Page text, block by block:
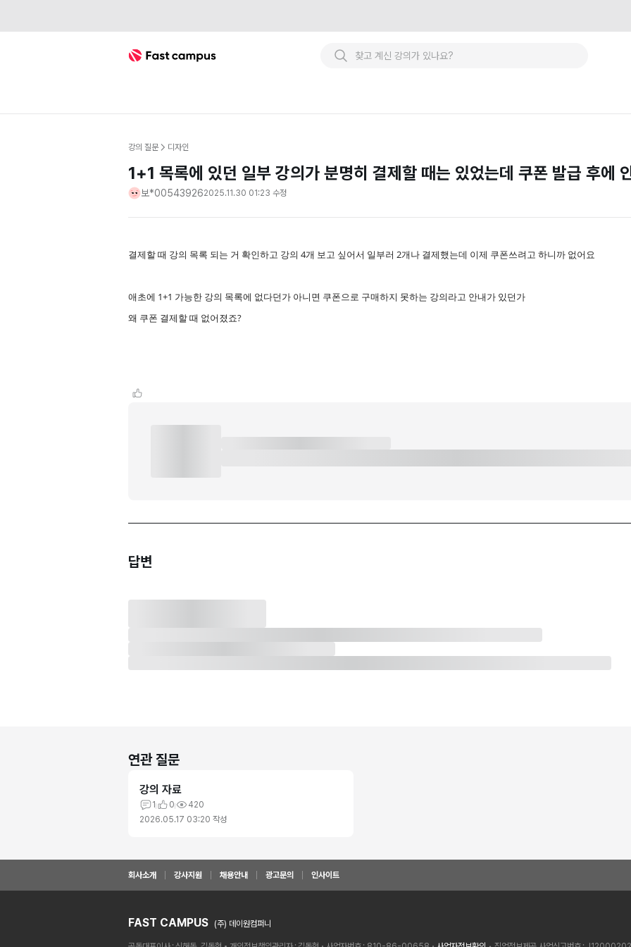
Fast Campus
강의 질문 디자인
1+1 목록에 있던 일부 강의가 분명히 결제할 때는 있었는데 쿠폰 발급 후에
보*005439262025.11.30 01:23 수정
결제할 때 강의 목록 되는 거 확인하고 강의 4개 보고 싶어서 일부러 2개나 결제했는데 이제 쿠폰쓰려고 하니까 없어요
애초에 1+1 가능한 강의 목록에 없다던가 아니면 쿠폰으로 구매하지 못하는 강의라고 안내가 있던가
왜 쿠폰 결제할 때 없어졌죠?
답변
연관 질문
강의 자료
1 0
420
2026.05.17 03:20 작성
회사소개 강사지원 채용안내 광고문의 인사이트
FAST CAMPUS (주) 데이원컴퍼니